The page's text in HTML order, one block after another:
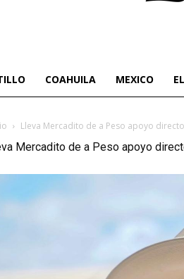
COAHUILA MEXICO
Lleva Mercadito de a Peso apoyo
Mercadito de a Peso apoyo